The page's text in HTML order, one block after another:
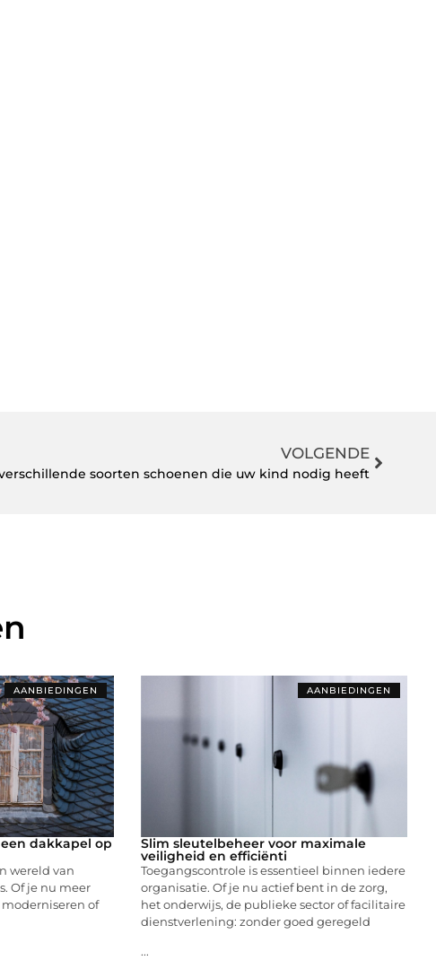
VOLGENDE
soorten schoenen die uw kind nodig heeft
AANBIEDINGEN
dakkapel op
wereld van
Of je nu meer
of
AANBIEDINGEN
Slim sleutelbeheer voor maximale
veiligheid en efficiënti
Toegangscontrole is essentieel binnen iedere
organisatie. Of je nu actief bent in de zorg,
het onderwijs, de publieke sector of facilitaire
dienstverlening: zonder goed geregeld
...